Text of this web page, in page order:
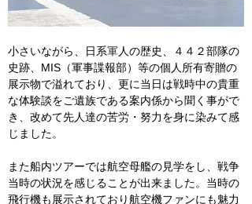
小さいながら、日系軍人の歴史、４４２部隊の
史跡、MIS（軍事諜報部）等の個人所有寄贈の
展示物で溢れており、更に当日は戦時中の貴重
な体験談をご遺族である案内係から聞く事がで
き、改めて先人達の苦労・努力を身に染みて感
じました。
また船内ツアーでは航空母艦の見学をし、戦争
当時の状況を感じることが出来ました。当時の
飛行機も展示されており航空機ファンにも魅力